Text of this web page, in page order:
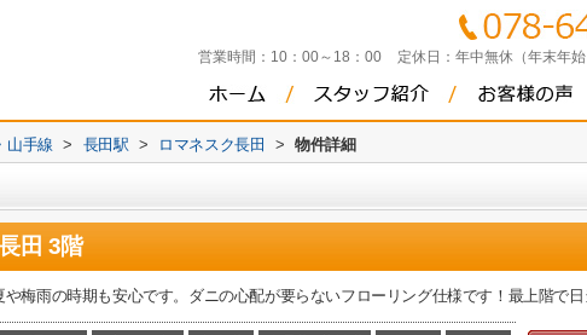
営業時間： 10：00～18：00 定休日： 年中無休（年末年始
山手線 > 長田駅 > ロマネスク長田 > 物件詳細
田 3階
や梅雨の時期も安心です。ダニの心配が要らないフローリング仕様です！最上階で